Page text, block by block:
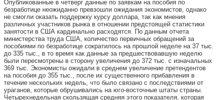
Опубликованные в четверг данные по заявкам на пособия по
безработице неожиданно превзошли ожидания экономистов, однако
не смогли оказать поддержку курсу доллара, так как мнения
различных участников рынка в отношении предстоящей статистики
занятости в США кардинально расходятся. По данным отчета
министерства труда США, количество первичных обращений за
пособиями по безработице сократилось на прошлой неделе на 37 тыс.
до 335 тыс., в то время как данные за предшествовавшую неделю
были пересмотрены в сторону увеличения до 372 тыс. с изначальных
369 тыс. Экономисты ожидали в среднем увеличение претендентов
на пособия до 355 тыс., после их существенного прибавления в
течение нескольких недель, что было связано с последствиями от
ураганов, которые обрушивались на юго-восточные штаты страны.
Четырехнедельная скользящая средняя этого показателя, которая